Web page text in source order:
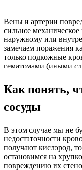
Вены и артерии
сильное
наружному или
замечаем поражения
только подкожные
гематомами (иными
Как понять,
сосуды
В этом случае мы не
недостаточности
получают кислород,
остановимся на
повреждению их